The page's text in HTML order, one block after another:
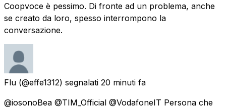
Coopvoce è pessimo. Di fronte ad un problema, anche
se creato da loro, spesso interrompono la
conversazione.
Flu (@effe1312) segnalati 20 minuti fa
@iosonoBea @TIM_Official @VodafoneIT Persona che